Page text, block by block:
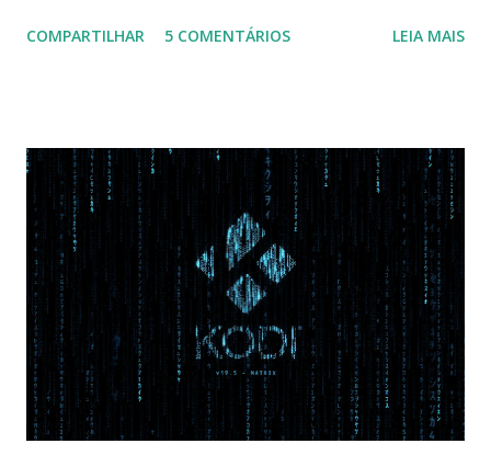
Na inicialização aperte F2 para acessar a BIOS e então faça
com Win, deixe essa opção no Auto ) Set AHCI Mode ->
Disabled USB S3 Wake-up -> Enabled Boot: Secure Boot ->
Disabled OS Mode Selection -> UEFI and CSM OS (Essa
opção garante boot com Win e Linux) Boot > Boot Priority
Order USB HDD: SATA CD: SATA HDD: Essa ordem de boot
vai garantir que ele tente primeiro o boot pela USB, depois
pelo CD e por último no HD. Apenas as opções acima são
as necessá...
COMPARTILHAR 5 COMENTÁRIOS LEIA MAIS